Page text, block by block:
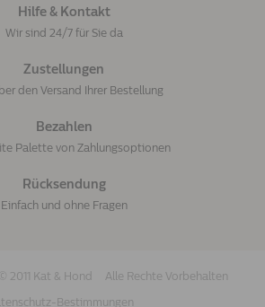
Hilfe & Kontakt
Wir sind 24/7 für Sie da
Zustellungen
den Versand Ihrer Bestellung
Bezahlen
Palette von Zahlungsoptionen
Rücksendung
Einfach und ohne Fragen
© 2011 Kat & Hond Alle Rechte Vorbehalten
Bestimmungen